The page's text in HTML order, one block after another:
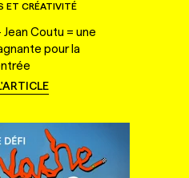
ET CRÉATIVITÉ
Jean Coutu = une
pour la